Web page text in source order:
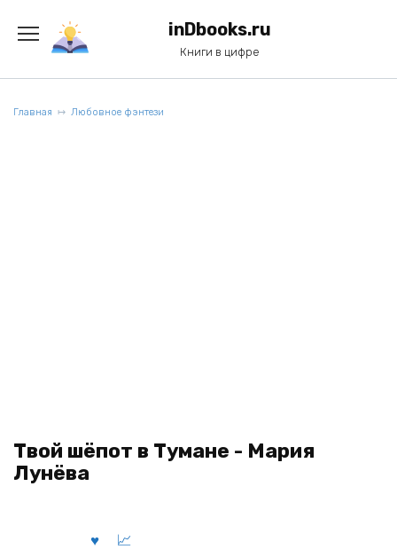
содержанию
inDbooks.ru
Книги в цифре
Главная Любовное фэнтези
Твой шёпот в Тумане - Мария
Лунёва